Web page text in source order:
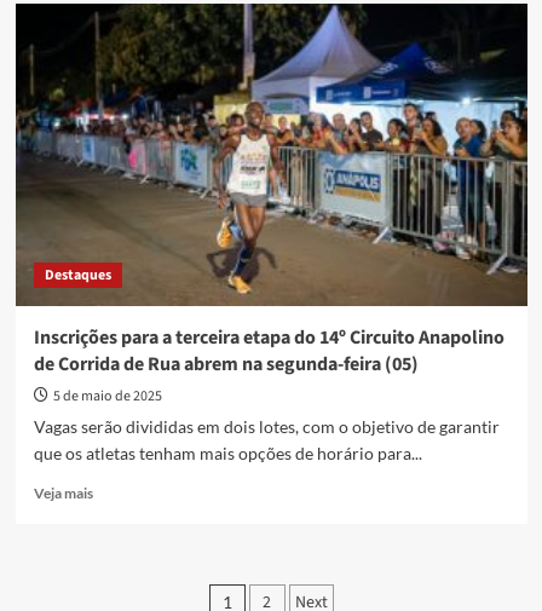
calendário
4ª
etapa
do
14°
Circuito
Anapolino
Corrida
Rua
Destaques
Inscrições para a terceira etapa do 14º Circuito Anapolino
de Corrida de Rua abrem na segunda-feira (05)
5 de maio de 2025
Vagas serão divididas em dois lotes, com o objetivo de garantir
que os atletas tenham mais opções de horário para...
Veja maisRead
1 2 Next